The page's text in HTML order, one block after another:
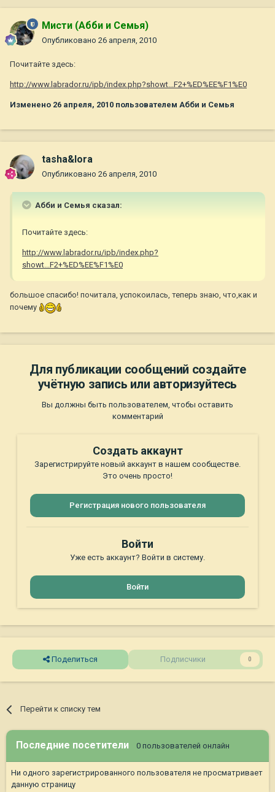
Мисти (Абби и Семья)
Опубликовано 26 апреля, 2010
Почитайте здесь:
http://www.labrador.ru/ipb/index.php?showt...F2+%ED%EE%F1%E0
Изменено 26 апреля, 2010 пользователем Абби и Семья
tasha&lora
Опубликовано 26 апреля, 2010
Абби и Семья сказал:
Почитайте здесь:
http://www.labrador.ru/ipb/index.php?
showt...F2+%ED%EE%F1%E0
большое спасибо! почитала, успокоилась, теперь знаю, что,как и
почему
Для публикации сообщений создайте
учётную запись или авторизуйтесь
Вы должны быть пользователем, чтобы оставить
комментарий
Создать аккаунт
Зарегистрируйте новый аккаунт в нашем сообществе.
Это очень просто!
Регистрация нового пользователя
Войти
Уже есть аккаунт? Войти в систему.
Войти
Поделиться Подписчики 0
Перейти к списку тем
Последние посетители 0 пользователей онлайн
Ни одного зарегистрированного пользователя не просматривает
данную страницу